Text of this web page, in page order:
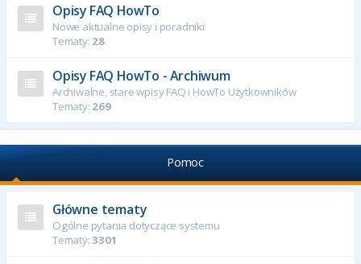
Opisy FAQ HowTo
Nowe aktualne opisy i poradniki
Tematy: 28
Opisy FAQ HowTo - Archiwum
Archiwalne, stare wpisy FAQ i HowTo Użytkowników
Tematy: 269
Pomoc
Główne tematy
Ogólne pytania dotyczące systemu
Tematy:3301